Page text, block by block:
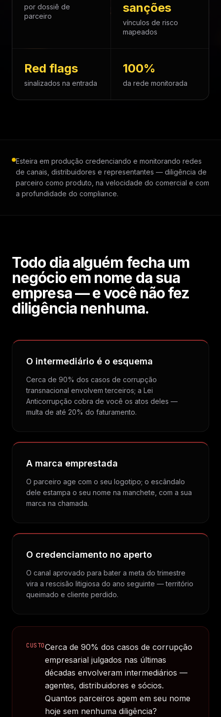
por dossiê de
parceiro
sanções
vínculos de risco
mapeados
Red flags
sinalizados na entrada
100%
da rede monitorada
Esteira em produção credenciando e monitorando redes
de canais, distribuidores e representantes — diligência de
parceiro como produto, na velocidade do comercial e com
a profundidade do compliance.
Todo dia alguém fecha um
negócio em nome da sua
empresa — e você não fez
diligência nenhuma.
O intermediário é o esquema
Cerca de 90% dos casos de corrupção
transnacional envolvem terceiros; a Lei
Anticorrupção cobra de você os atos deles —
multa de até 20% do faturamento.
A marca emprestada
O parceiro age com o seu logotipo; o escândalo
dele estampa o seu nome na manchete, com a sua
marca na chamada.
O credenciamento no aperto
O canal aprovado para bater a meta do trimestre
vira a rescisão litigiosa do ano seguinte — território
queimado e cliente perdido.
CUSTOCerca de 90% dos casos de corrupção
empresarial julgados nas últimas
décadas envolveram intermediários —
agentes, distribuidores e sócios.
Quantos parceiros agem em seu nome
hoje sem nenhuma diligência?